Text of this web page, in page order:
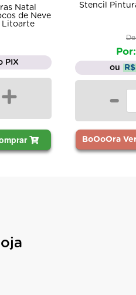
Natal
de Neve
Litoarte
PIX
+
Stencil
ou
-
BoOoOra